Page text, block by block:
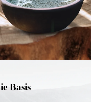
Basis